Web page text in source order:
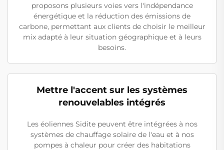
proposons plusieurs voies vers l'indépendance
énergétique et la réduction des émissions de
carbone, permettant aux clients de choisir le meilleur
mix adapté à leur situation géographique et à leurs
besoins.
Mettre l'accent sur les systèmes
renouvelables intégrés
Les éoliennes Sidite peuvent être intégrées à nos
systèmes de chauffage solaire de l'eau et à nos
pompes à chaleur pour créer des habitations